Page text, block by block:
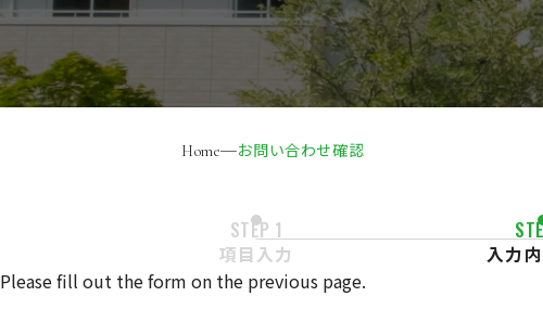
Home お問い合わせ確認
STEP 1
項目入力 入力
Please fill out the form on the previous page.